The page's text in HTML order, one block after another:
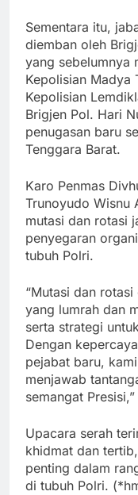
Sementara itu,
diemban oleh
yang sebelumnya
Kepolisian Madya
Kepolisian
Brigjen Pol. Hari
penugasan baru
Tenggara Barat.
Karo Penmas
Trunoyudo Wisnu
mutasi dan rotasi
penyegaran
tubuh Polri.
“Mutasi dan
yang lumrah dan
serta strategi
Dengan
pejabat baru,
menjawab
semangat
Upacara serah
khidmat dan
penting dalam
di tubuh Polri.